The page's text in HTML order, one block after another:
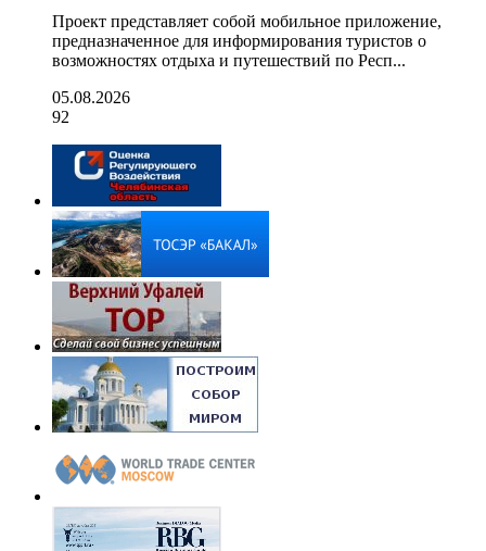
Проект представляет собой мобильное приложение,
предназначенное для информирования туристов о
возможностях отдыха и путешествий по Респ...
05.08.2026
92